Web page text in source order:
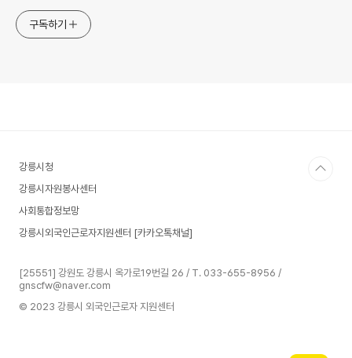
구독하기
강릉시청
강릉시자원봉사센터
사회통합정보망
강릉시외국인근로자지원센터 [카카오톡채널]
[25551] 강원도 강릉시 옥가로19번길 26 / T. 033-655-8956 /
gnscfw@naver.com
© 2023 강릉시 외국인근로자 지원센터